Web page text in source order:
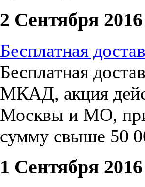
2 Сентября 2016
Бесплатная
Бесплатная
МКАД, акция
Москвы и МО, при
сумму свыше 50
1 Сентября 2016